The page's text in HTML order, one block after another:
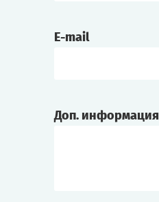
E-mail
Доп. информация